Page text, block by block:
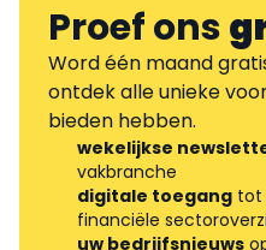
Proef ons
Word één maand
ontdek alle unieke
bieden hebben.
wekelijkse
vakbranche
digitale toegang tot
financiële
uw bedrijfsnieuws